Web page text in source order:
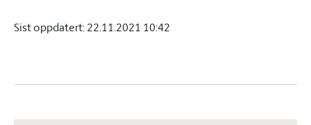
Sist oppdatert:22.11.2021 10:42